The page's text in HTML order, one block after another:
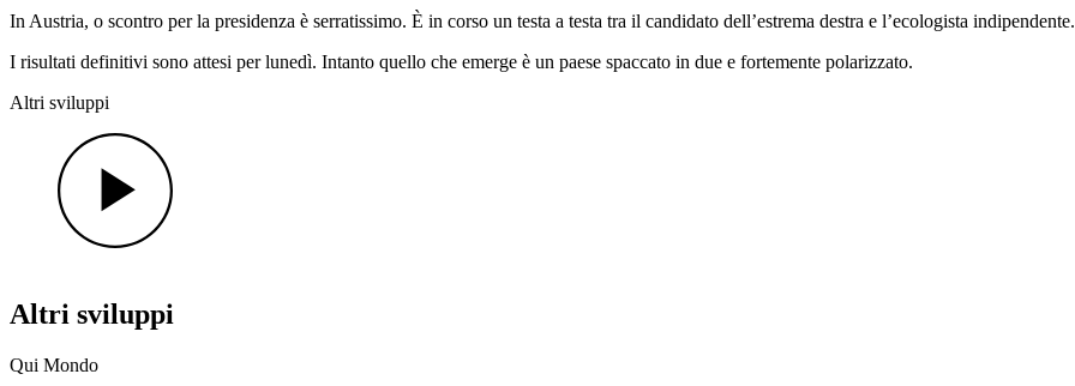
In Austria, o scontro per la presidenza è serratissimo. È in corso un testa a testa tra il candidato dell’estrema destra e l’ecologista indipendente.
I risultati definitivi sono attesi per lunedì. Intanto quello che emerge è un paese spaccato in due e fortemente polarizzato.
Altri sviluppi
Altri sviluppi
Qui Mondo